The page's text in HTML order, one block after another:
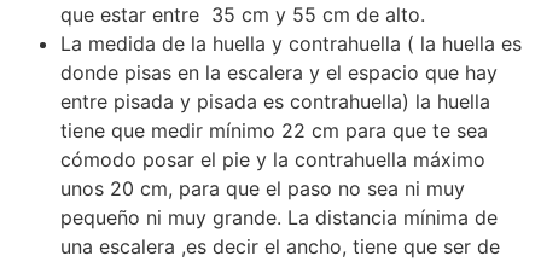
que estar entre 35 cm y 55 cm de alto.
La medida de la huella y contrahuella ( la huella es
donde pisas en la escalera y el espacio que hay
entre pisada y pisada es contrahuella) la huella
tiene que medir mínimo 22 cm para que te sea
cómodo posar el pie y la contrahuella máximo
unos 20 cm, para que el paso no sea ni muy
pequeño ni muy grande. La distancia mínima de
una escalera ,es decir el ancho, tiene que ser de